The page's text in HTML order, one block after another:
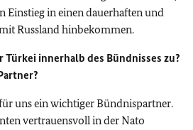
Einstieg in einen dauerhaften und
Russland hinbekommen.
innerhalb des Bündnisses zu?
uns ein wichtiger Bündnispartner.
vertrauensvoll in der Nato